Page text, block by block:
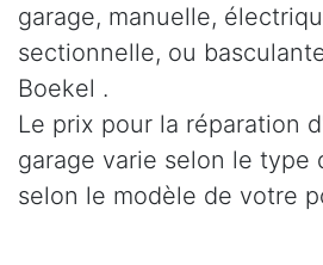
garage, manuelle,
sectionnelle, ou
Boekel .
Le prix pour la réparation
garage varie selon le type
selon le modèle de votre